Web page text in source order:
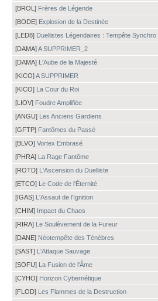
[BROL] Frères de Légende
[BODE] Explosion de la Destinée
[LED8] Duellistes Légendaires : Tempête Synchro
[DAMA]A SUPPRIMER_2
[DAMA] L'Aube de la Majesté
[KICO]A SUPPRIMER
[KICO] La Cour du Roi
[LIOV] Foudre Amplifiée
[ANGU] Les Anciens Gardiens
[GFTP] Fantômes du Passé
[BLVO] Vortex Embrasé
[PHRA] La Rage Fantôme
[ROTD] L'Ascension du Duelliste
[ETCO] Le Code de l'Éternité
[IGAS] L'Assaut de l'Ignition
[CHIM] Impact du Chaos
[RIRA] Le Soulèvement de la Fureur
[DANE] Néotempête des Ténèbres
[SAST] L'Attaque Sauvage
[SOFU] La Fusion de l'Âme
[CYHO] Horizon Cybernétique
[FLOD] Les Flammes de la Destruction